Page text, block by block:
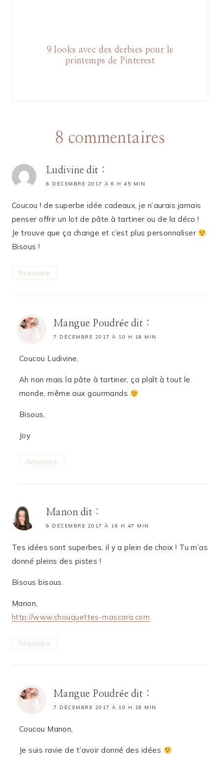
9 looks avec des derbies pour le
printemps de Pinterest
8 commentaires
Ludivine dit :
6 DÉCEMBRE 2017 À 6 H 45 MIN
Coucou ! de superbe idée cadeaux, je n’aurais jamais
penser offrir un lot de pâte à tartiner ou de la déco !
Je trouve que ça change et c’est plus personnaliser
Bisous !
Répondre
Mangue Poudrée dit :
7 DÉCEMBRE 2017 À 10 H 18 MIN
Coucou Ludivine,
Ah non mais la pâte à tartiner, ça plaît à tout le
monde, même aux gourmands
Bisous,
Joy
Répondre
Manon dit :
6 DÉCEMBRE 2017 À 16 H 47 MIN
Tes idées sont superbes, il y a plein de choix ! Tu m’as
donné pleins des pistes !
Bisous bisous.
Manon,
http://www.chouquettes-mascara.com
Répondre
Mangue Poudrée dit :
7 DÉCEMBRE 2017 À 10 H 18 MIN
Coucou Manon,
Je suis ravie de t’avoir donné des idées